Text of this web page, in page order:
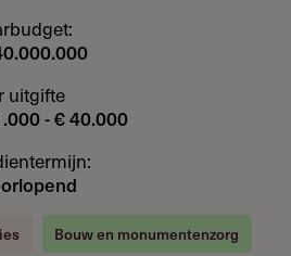
Subsidieadvies
Zorg voor een gedetailleerd
Betrek vrijwilligers actief in
Dien de aanvraag ruim voor
garanderen
uitgifte
- € 40.000
Bouw en monumentenzorg